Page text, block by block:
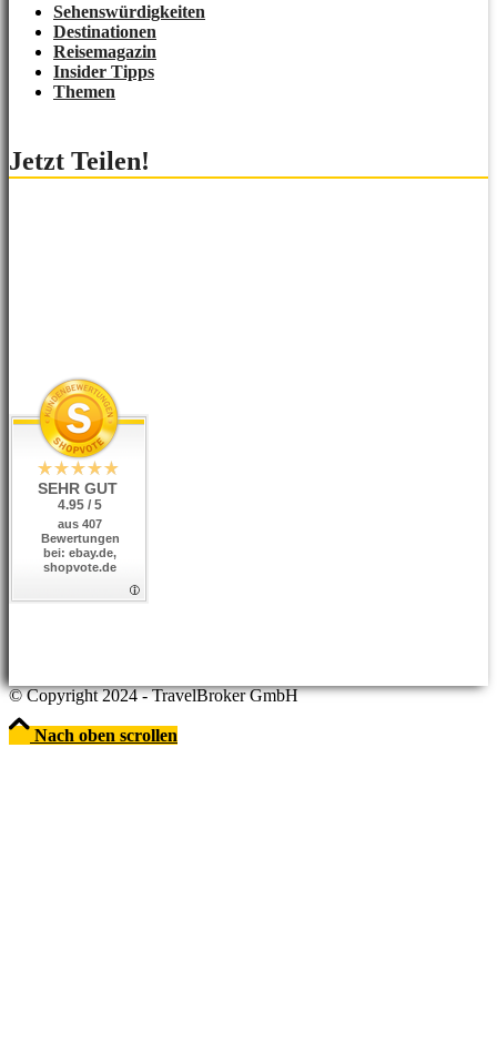
Sehenswürdigkeiten
Destinationen
Reisemagazin
Insider Tipps
Themen
Jetzt Teilen!
SEHR GUT
4.95 / 5
aus 407
Bewertungen
bei: ebay.de,
shopvote.de
© Copyright 2024 - TravelBroker GmbH
Nach oben scrollen